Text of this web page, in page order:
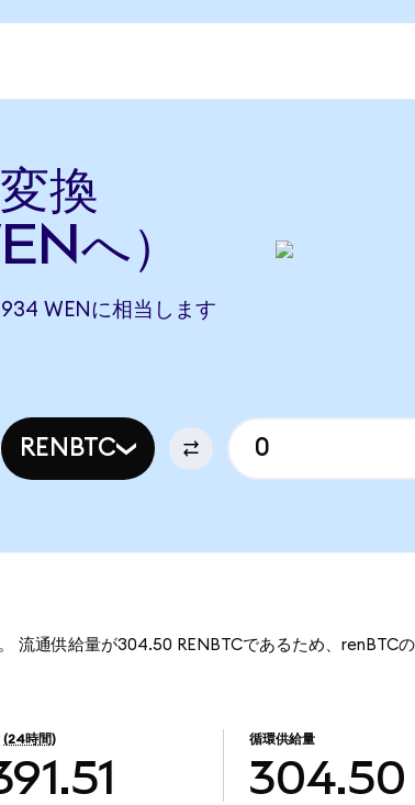
換
へ）
WENに相当します
RENBTC
流通供給量が304.50 RENBTCであるため、renBTC
(24時間) 循環供給量
304.50